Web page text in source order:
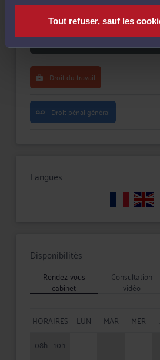
Tout refuser, sauf les
Compétences
Droit du travail
Droit pénal général
Langues
Disponibilités
Rendez-vous
cabinet
Consultation
vidéo
HORAIRES LUN MAR MER
08h - 10h